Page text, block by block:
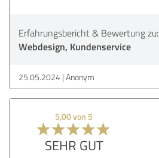
Erfahrungsbericht & Bewertung zu:
Webdesign, Kundenservice
25.05.2024 Anonym
5,00 von 5
SEHR GUT